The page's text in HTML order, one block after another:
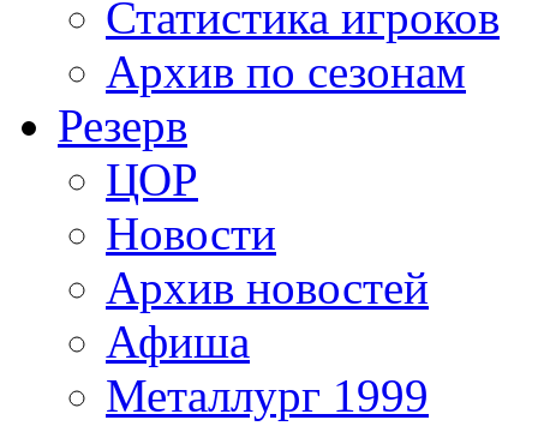
Статистика игроков
Архив по сезонам
Резерв
ЦОР
Новости
Архив новостей
Афиша
Металлург 1999